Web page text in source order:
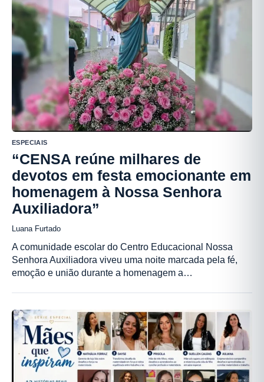
ESPECIAIS
“CENSA reúne milhares de
devotos em festa emocionante em
homenagem à Nossa Senhora
Auxiliadora”
Luana Furtado
A comunidade escolar do Centro Educacional Nossa
Senhora Auxiliadora viveu uma noite marcada pela fé,
emoção e união durante a homenagem a…